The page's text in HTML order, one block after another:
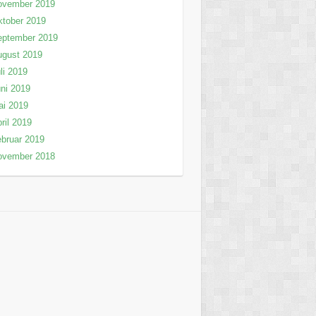
2019
2019
2019
2019
2019
2019
2019
2019
2019
2018